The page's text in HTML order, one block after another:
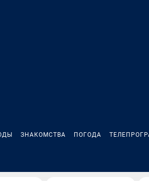
ЗНАКОМСТВА ПОГОДА